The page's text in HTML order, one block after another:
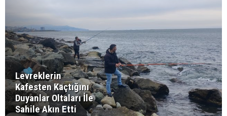
Levreklerin
Kafesten Kaçtığını
Duyanlar Oltaları İle
Sahile Akın Etti